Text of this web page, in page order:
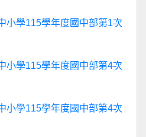
小學115學年度國中部第1次
小學115學年度國中部第4次
小學115學年度國中部第4次